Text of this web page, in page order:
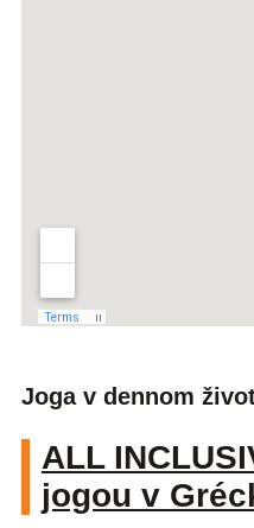
Joga v dennom
ALL
jogou v